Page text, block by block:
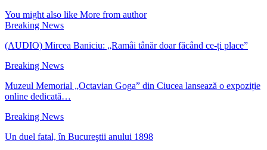
You might also like More from author
Breaking News
(AUDIO) Mircea Baniciu: „Ramâi tânăr doar făcând ce-ți place”
Breaking News
Muzeul Memorial „Octavian Goga” din Ciucea lansează o expoziție
online dedicată…
Breaking News
Un duel fatal, în Bucureştii anului 1898